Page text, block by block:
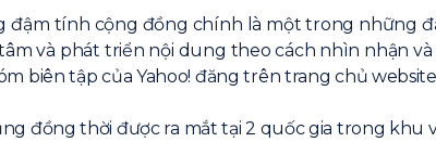
đậm tính cộng đồng chính là một trong những
và phát triển nội dung theo cách nhìn nhận
biên tập của Yahoo! đăng trên trang chủ
đồng thời được ra mắt tại 2 quốc gia trong khu